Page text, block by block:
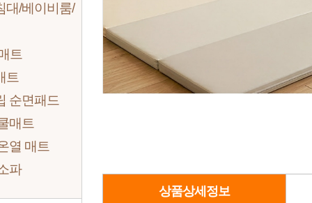
대/베이비룸/
트
트
순면패드
매트
열 매트
파
상품상세정보